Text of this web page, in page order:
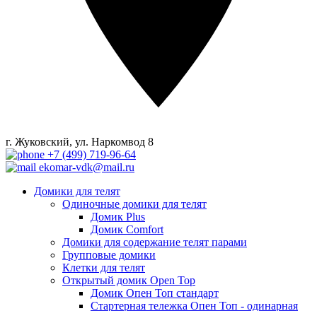
г. Жуковский, ул. Наркомвод 8
+7 (499) 719-96-64
ekomar-vdk@mail.ru
Домики для телят
Одиночные домики для телят
Домик Plus
Домик Comfort
Домики для содержание телят парами
Групповые домики
Клетки для телят
Открытый домик Open Top
Домик Опен Топ стандарт
Стартерная тележка Опен Топ - одинарная